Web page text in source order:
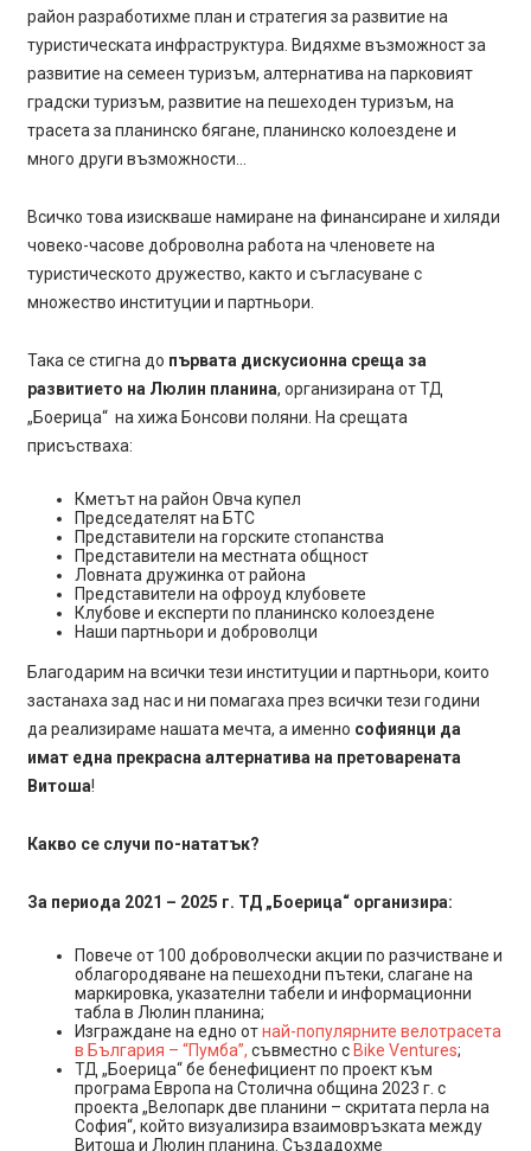
район разработихме план и стратегия за развитие на
туристическата инфраструктура. Видяхме възможност за
развитие на семеен туризъм, алтернатива на парковият
градски туризъм, развитие на пешеходен туризъм, на
трасета за планинско бягане, планинско колоездене и
много други възможности…
Всичко това изискваше намиране на финансиране и хиляди
човеко-часове доброволна работа на членовете на
туристическото дружество, както и съгласуване с
множество институции и партньори.
Така се стигна до първата дискусионна среща за
развитието на Люлин планина, организирана от ТД
„Боерица“ на хижа Бонсови поляни. На срещата
присъстваха:
Кметът на район Овча купел
Председателят на БТС
Представители на горските стопанства
Представители на местната общност
Ловната дружинка от района
Представители на офроуд клубовете
Клубове и експерти по планинско колоездене
Наши партньори и доброволци
Благодарим на всички тези институции и партньори, които
застанаха зад нас и ни помагаха през всички тези години
да реализираме нашата мечта, а именно софиянци да
имат една прекрасна алтернатива на претоварената
Витоша!
Какво се случи по-нататък?
За периода 2021 – 2025 г. ТД „Боерица“ организира:
Повече от 100 доброволчески акции по разчистване и
облагородяване на пешеходни пътеки, слагане на
маркировка, указателни табели и информационни
табла в Люлин планина;
Изграждане на едно отнай-популярните велотрасета
в България – “Пумба”, съвместно с Bike Ventures;
ТД „Боерица“ бе бенефициент по проект към
програма Европа на Столична община 2023 г. с
проекта „Велопарк две планини – скритата перла на
София“, който визуализира взаимовръзката между
Витоша и Люлин планина. Създадохме